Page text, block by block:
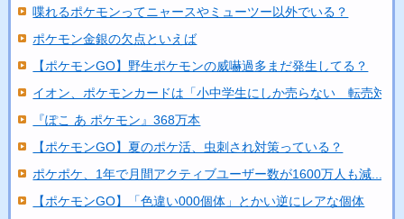
喋れるポケモンってニャースやミューツー以外でいる？
ポケモン金銀の欠点といえば
【ポケモンGO】野生ポケモンの威嚇過多まだ発生してる？
イオン、ポケモンカードは「小中学生にしか売らない 転売対策
『ぽこ あ ポケモン』368万本
【ポケモンGO】夏のポケ活、虫刺され対策っている？
ポケポケ、1年で月間アクティブユーザー数が1600万人も減...
【ポケモンGO】「色違い000個体」とかい逆にレアな個体